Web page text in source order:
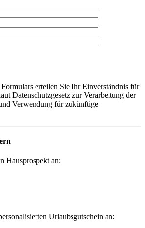
erteilen Sie Ihr Einverständnis für
Datenschutzgesetz zur Verarbeitung der
Verwendung für zukünftige
Hausprospekt an:
Urlaubsgutschein an: